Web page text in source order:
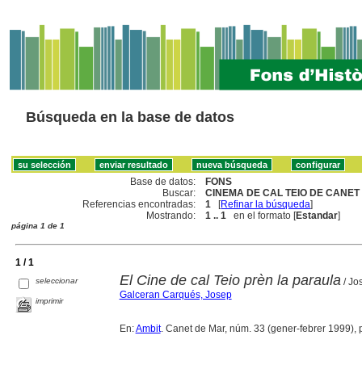
Búsqueda en la base de datos
Base de datos:
FONS
Buscar:
CINEMA DE CAL TEIO DE
Referencias encontradas:
1 [Refinar la búsqueda]
Mostrando:
1 .. 1 en el formato [Estandar]
página 1 de 1
1 / 1
seleccionar
imprimir
El Cine de cal Teio prèn la paraula/
Galceran Carqués, Josep
En:Ambit. Canet de Mar, núm. 33 (gener-febrer 1999),